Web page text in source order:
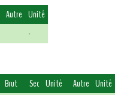
Autre Unité
-
Brut Sec Unité Autre Unité